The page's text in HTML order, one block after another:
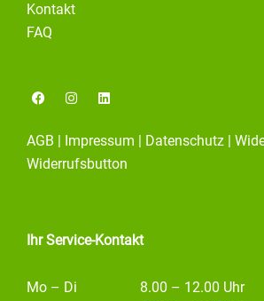
Kontakt
FAQ
F
a
e
b
o
o
I
n
a
g
r
L
i
e
d
i
AGB Impressum Datenschutz
Widerrufsbutton
Ihr Service-Kontakt
Mo – Di
8.00 – 12.00 Uhr